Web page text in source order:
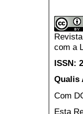
com a
ISSN:
Qualis
Com
Esta